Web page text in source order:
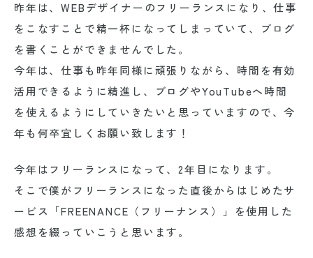
昨年は、WEBデザイナーのフリーランスになり、仕事
をこなすことで精一杯になってしまっていて、ブログ
を書くことができませんでした。
今年は、仕事も昨年同様に頑張りながら、時間を有効
活用できるように精進し、ブログやYouTubeへ時間
を使えるようにしていきたいと思っていますので、今
年も何卒宜しくお願い致します！
今年はフリーランスになって、2年目になります。
そこで僕がフリーランスになった直後からはじめたサ
ービス「FREENANCE（フリーナンス）」 を使用した
感想を綴っていこうと思います。